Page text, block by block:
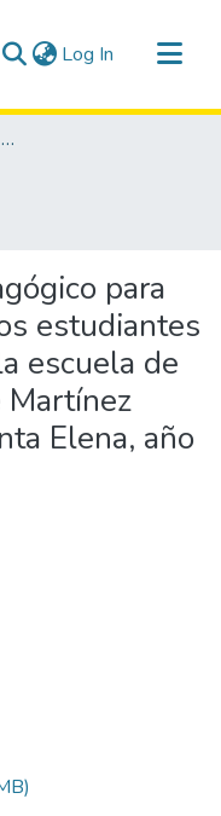
Log In (current)
Facultad de Ciencias de la Educación e Idiomas
para
estudiantes
escuela de
Martínez
Elena, año